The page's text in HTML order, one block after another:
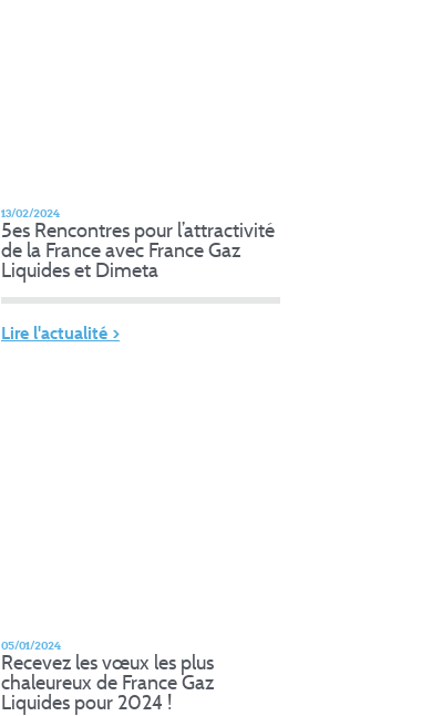
13/02/2024
5es Rencontres pour l’attractivité
de la France avec France Gaz
Liquides et Dimeta
Lire l'actualité >
05/01/2024
Recevez les vœux les plus
chaleureux de France Gaz
Liquides pour 2024 !